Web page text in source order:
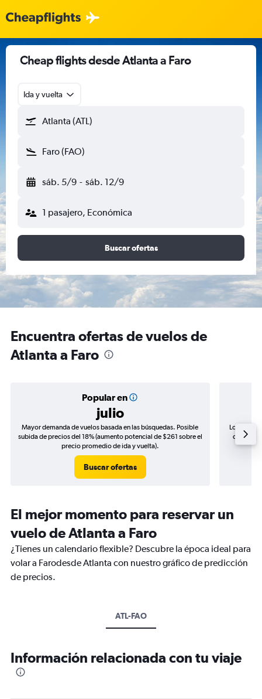
Cheap flights desde Atlanta a Faro
Ida y vuelta
Atlanta (ATL)
Faro (FAO)
sáb. 5/9 - sáb. 12/9
1 pasajero, Económica
Buscar ofertas
Encuentra ofertas de vuelos de
Atlanta a Faro
Popular en
julio
Mayor demanda de vuelos basada en las búsquedas. Posible
subida de precios del 18% (aumento potencial de $261 sobre el
precio promedio de ida y vuelta).
Buscar ofertas
Los
de
El mejor momento para reservar un
vuelo de Atlanta a Faro
¿Tienes un calendario flexible? Descubre la época ideal para
volar a Farodesde Atlanta con nuestro gráfico de predicción
de precios.
ATL-FAO
Información relacionada con tu viaje